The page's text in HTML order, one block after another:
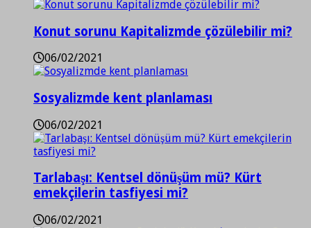
Konut sorunu Kapitalizmde çözülebilir mi?
06/02/2021
Sosyalizmde kent planlaması
06/02/2021
Tarlabaşı: Kentsel dönüşüm mü? Kürt
emekçilerin tasfiyesi mi?
06/02/2021